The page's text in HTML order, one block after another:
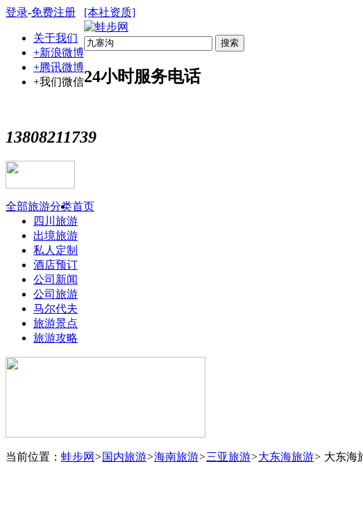
登录-免费注册
关于我们
+新浪微博
+腾讯微博
+我们微信
[本社资质]
搜索
24小时服务电话
13808211739
全部旅游分类首页
四川旅游
出境旅游
私人定制
酒店预订
公司新闻
公司旅游
马尔代夫
旅游景点
旅游攻略
当前位置： 蛙步网 >国内旅游>海南旅游>三亚旅游>大东海旅游> 大东海